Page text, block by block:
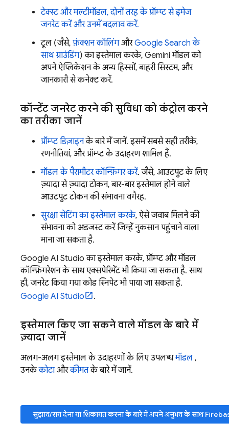
टेक्स्ट और मल्टीमॉडल, दोनों तरह के प्रॉम्प्ट से इमेज
जनरेट करें और उनमें बदलाव करें.
टूल (जैसे, फ़ंक्शन कॉलिंगऔरGoogle Search के
साथ ग्राउंडिंग) का इस्तेमाल करके, Gemini मॉडल को
अपने ऐप्लिकेशन के अन्य हिस्सों, बाहरी सिस्टम, और
जानकारी से कनेक्ट करें.
कॉन्टेंट जनरेट करने की सुविधा को कंट्रोल करने
का तरीका जानें
प्रॉम्प्ट डिज़ाइनके बारे में जानें. इसमें सबसे सही तरीके,
रणनीतियां, और प्रॉम्प्ट के उदाहरण शामिल हैं.
मॉडल के पैरामीटर कॉन्फ़िगर करें. जैसे, आउटपुट के लिए
ज़्यादा से ज़्यादा टोकन, बार-बार इस्तेमाल होने वाले
आउटपुट टोकन की संभावना वगैरह.
सुरक्षा सेटिंग का इस्तेमाल करके, ऐसे जवाब मिलने की
संभावना को अडजस्ट करें जिन्हें नुकसान पहुंचाने वाला
माना जा सकता है.
Google AI Studio का इस्तेमाल करके, प्रॉम्प्ट और मॉडल
कॉन्फ़िगरेशन के साथ एक्सपेरिमेंट भी किया जा सकता है. साथ
ही, जनरेट किया गया कोड स्निपेट भी पाया जा सकता है.
Google AI Studio
.
इस्तेमाल किए जा सकने वाले मॉडल के बारे में
ज़्यादा जानें
अलग-अलग इस्तेमाल के उदाहरणों के लिए उपलब्धमॉडल ,
उनकेकोटाऔरकीमतके बारे में जानें.
सुझाव/राय देना या शिकायत करना के बारे में अपने अनुभव के साथ